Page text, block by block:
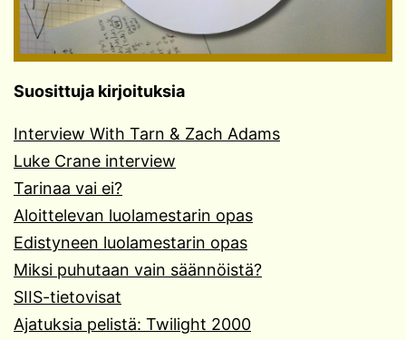
Suosittuja kirjoituksia
Interview With Tarn & Zach Adams
Luke Crane interview
Tarinaa vai ei?
Aloittelevan luolamestarin opas
Edistyneen luolamestarin opas
Miksi puhutaan vain säännöistä?
SIIS-tietovisat
Ajatuksia pelistä: Twilight 2000